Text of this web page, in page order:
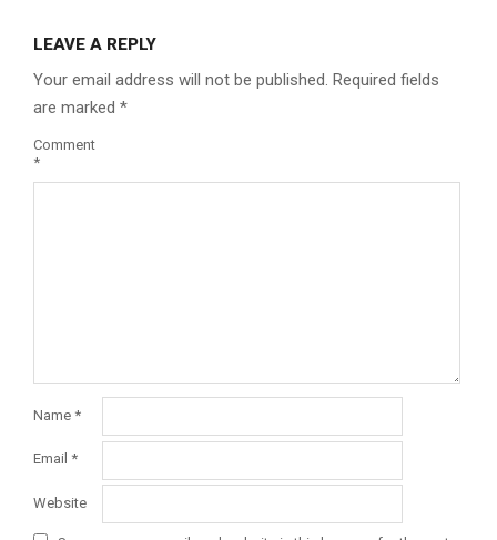
LEAVE A REPLY
Your email address will not be published. Required fields
are marked *
Comment
*
Name *
Email *
Website